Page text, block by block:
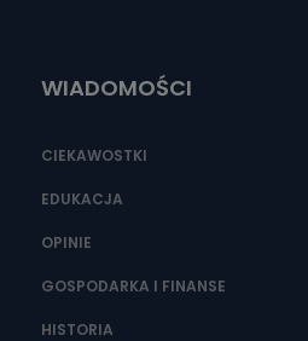
WIADOMOŚCI
CIEKAWOSTKI
EDUKACJA
OPINIE
GOSPODARKA I FINANSE
HISTORIA